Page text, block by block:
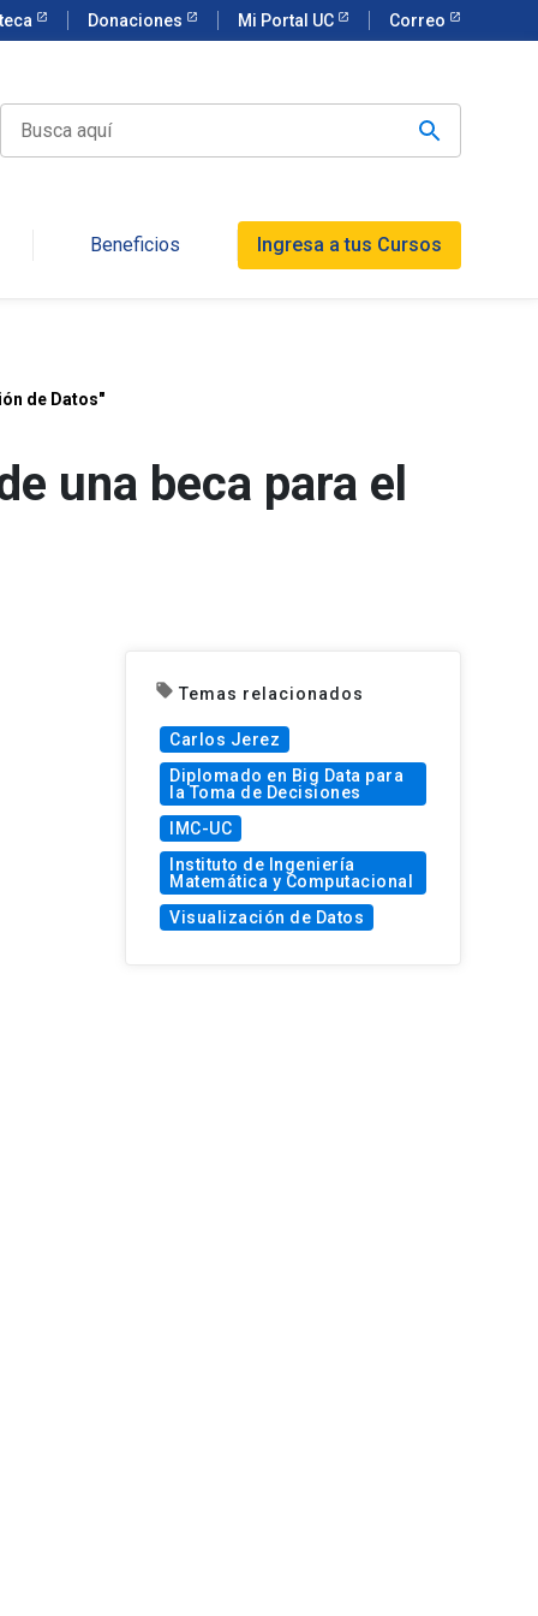
Donaciones Mi Portal UC Correo
Beneficios Ingresa a tus Cursos
de Datos"
una beca para el
local_offer Temas relacionados
Carlos Jerez
Diplomado en Big Data para
la Toma de Decisiones
IMC-UC
Instituto de Ingeniería
Matemática y Computacional
Visualización de Datos